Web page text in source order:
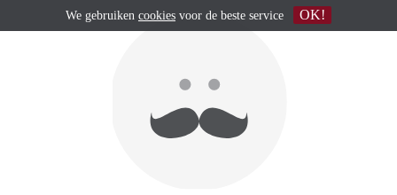
We gebruiken cookies voor de beste service OK!